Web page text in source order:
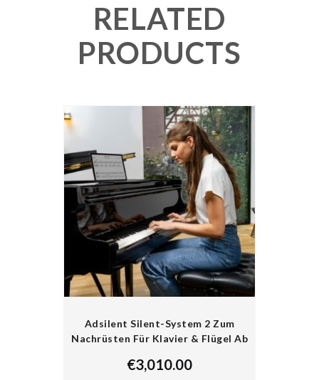
RELATED
PRODUCTS
Adsilent Silent-System 2 Zum
Nachrüsten Für Klavier & Flügel Ab
€3,010.00